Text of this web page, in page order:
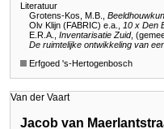
Literatuur
Grotens-Kos, M.B.,
Olv Klijn (FABRIC) e.a., 10 x Den
E.R.A., Inventarisatie Zuid,
De ruimtelijke ontwikkeling van
Erfgoed 's-Hertogenbosch
Van der Vaart
Jacob van